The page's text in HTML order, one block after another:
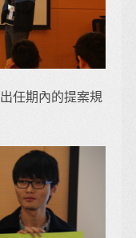
任期內的提案規